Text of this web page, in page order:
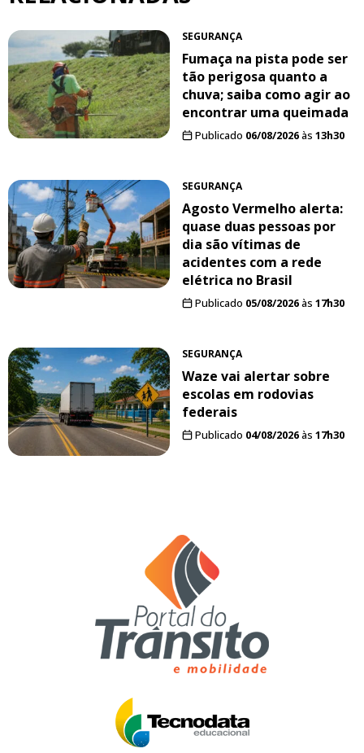
SEGURANÇA
Fumaça na pista pode ser
tão perigosa quanto a
chuva; saiba como agir ao
encontrar uma queimada
Publicado 06/08/2026às 13h30
SEGURANÇA
Agosto Vermelho alerta:
quase duas pessoas por
dia são vítimas de
acidentes com a rede
elétrica no Brasil
Publicado 05/08/2026às 17h30
SEGURANÇA
Waze vai alertar sobre
escolas em rodovias
federais
Publicado 04/08/2026às 17h30